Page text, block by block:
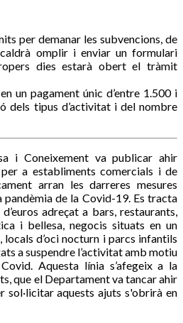
per demanar les subvencions, de
omplir i enviar un formulari
dies estarà obert el tràmit
un pagament únic d’entre 1.500 i
dels tipus d’activitat i del nombre
i Coneixement va publicar ahir
a establiments comercials i de
arran les darreres mesures
de la Covid-19. Es tracta
adreçat a bars, restaurants,
i bellesa, negocis situats en un
d’oci nocturn i parcs infantils
a suspendre l’activitat amb motiu
Aquesta línia s’afegeix a la
que el Departament va tancar ahir
sol·licitar aquests ajuts s'obrirà en